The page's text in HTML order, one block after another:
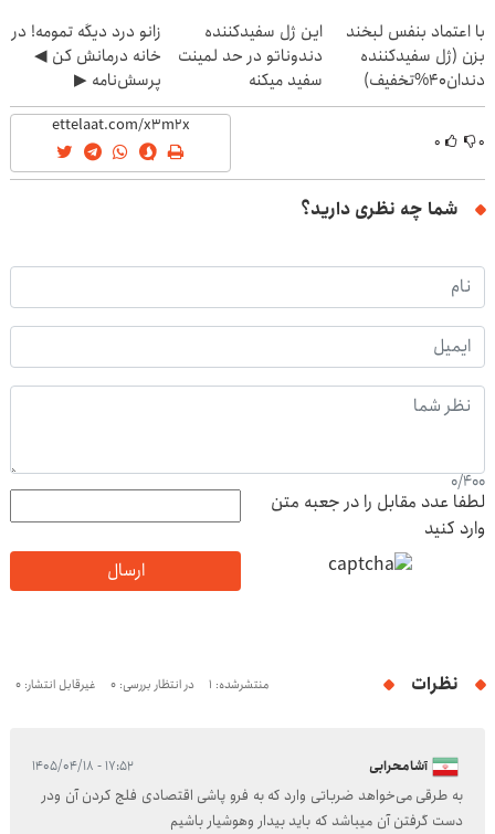
با اعتماد بنفس لبخند
بزن (ژل سفیدکننده
دندان40%تخفیف)
این ژل سفیدکننده
دندوناتو در حد لمینت
سفید میکنه
(40%تخفیف)
زانو درد دیگه تمومه! در
خانه درمانش کن ◀
پرسش‌نامه ▶
۰ ۰
شما چه نظری دارید؟
0/400
لطفا عدد مقابل را در جعبه متن
وارد کنید
ارسال
نظرات منتشرشده: 1 در انتظار بررسی: 0 غیرقابل انتشار: 0
آشامحرابی ۱۷:۵۲ - ۱۴۰۵/۰۴/۱۸
به طرقی می‌خواهد ضرباتی وارد که به فرو پاشی اقتصادی فلج کردن آن ودر
دست گرفتن آن میباشد که باید بیدار وهوشیار باشیم